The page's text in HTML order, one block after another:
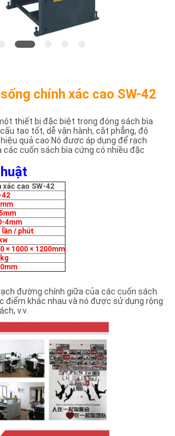
chính xác cao SW-42
thiết bị đặc biệt trong đóng sách bìa
tạo tốt, dễ vận hành, cắt phẳng, độ
quả cao.Nó được áp dụng để rạch
cuốn sách bìa cứng có nhiều đặc
cao SW-42
42
4mm
lần / phút
× 1000 × 1200mm
đường chính giữa của các cuốn sách
điểm khác nhau và nó được sử dụng rộng
v.v.